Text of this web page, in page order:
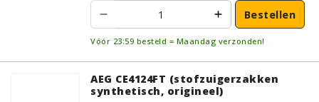
Bestellen
Vóór 23:59 besteld = Maandag verzonden!
AEG CE4124FT (stofzuigerzakken
synthetisch, origineel)